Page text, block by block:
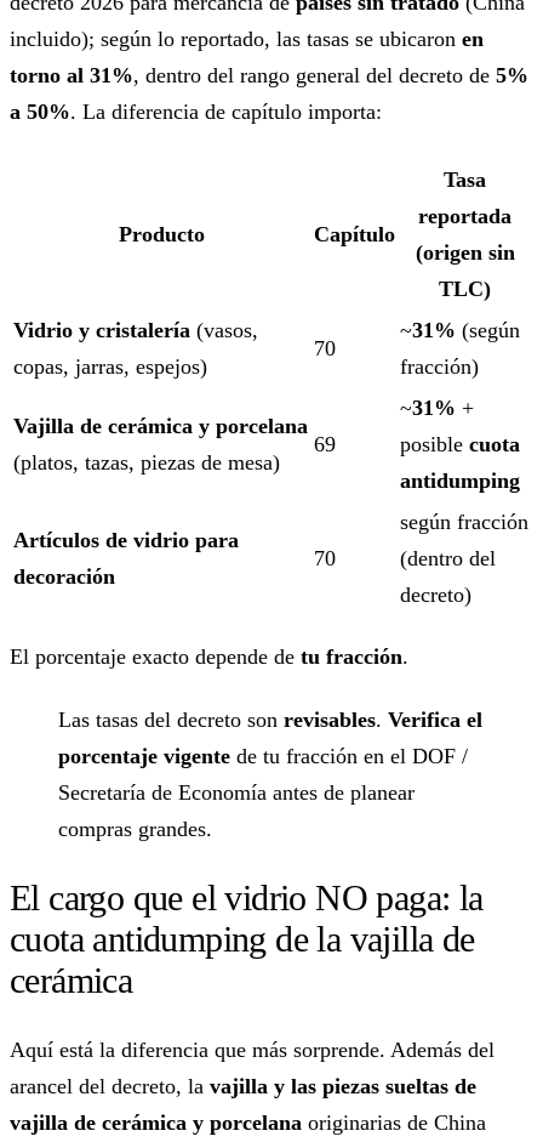
incluido); según lo reportado, las tasas se ubicaron en
torno al 31%, dentro del rango general del decreto de 5%
a 50%. La diferencia de capítulo importa:
Producto Capítulo
Tasa
reportada
(origen sin
TLC)
Vidrio y cristalería (vasos,
copas, jarras, espejos)
70
~31% (según
fracción)
Vajilla de cerámica y porcelana
(platos, tazas, piezas de mesa)
69
~31% +
posible cuota
antidumping
Artículos de vidrio para
decoración
70
según fracción
(dentro del
decreto)
El porcentaje exacto depende de tu fracción.
Las tasas del decreto son revisables. Verifica el
porcentaje vigente de tu fracción en el DOF /
Secretaría de Economía antes de planear
compras grandes.
El cargo que el vidrio NO paga: la
cuota antidumping de la vajilla de
cerámica
Aquí está la diferencia que más sorprende. Además del
arancel del decreto, la vajilla y las piezas sueltas de
vajilla de cerámica y porcelana originarias de China